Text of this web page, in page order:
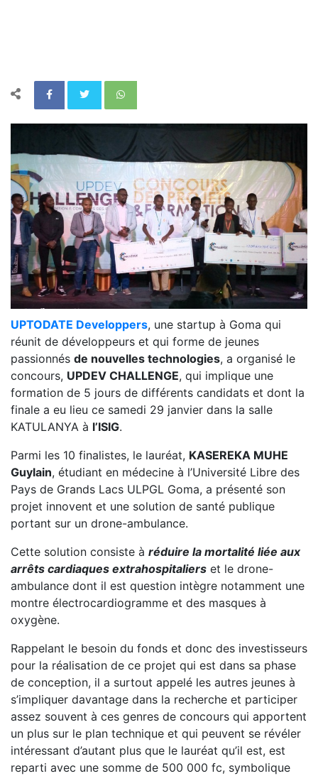
UPTODATE Developpers, une startup à Goma qui
réunit de développeurs et qui forme de jeunes
passionnés de nouvelles technologies, a organisé le
concours, UPDEV CHALLENGE, qui implique une
formation de 5 jours de différents candidats et dont la
finale a eu lieu ce samedi 29 janvier dans la salle
KATULANYA à l’ISIG.
Parmi les 10 finalistes, le lauréat, KASEREKA MUHE
Guylain, étudiant en médecine à l’Université Libre des
Pays de Grands Lacs ULPGL Goma, a présenté son
projet innovent et une solution de santé publique
portant sur un drone-ambulance.
Cette solution consiste à réduire la mortalité liée aux
arrêts cardiaques extrahospitaliers et le drone-
ambulance dont il est question intègre notamment une
montre électrocardiogramme et des masques à
oxygène.
Rappelant le besoin du fonds et donc des investisseurs
pour la réalisation de ce projet qui est dans sa phase
de conception, il a surtout appelé les autres jeunes à
s’impliquer davantage dans la recherche et participer
assez souvent à ces genres de concours qui apportent
un plus sur le plan technique et qui peuvent se révéler
intéressant d’autant plus que le lauréat qu’il est, est
reparti avec une somme de 500 000 fc, symbolique